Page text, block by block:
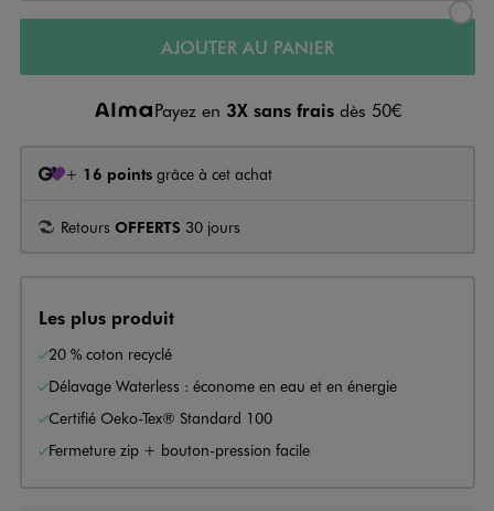
AJOUTER AU PANIER
Payez en 3X sans frais dès 50€
+ 16 points grâce à cet achat
Retours OFFERTS 30 jours
Les plus produit
20 % coton recyclé
Délavage Waterless : économe en eau et en énergie
Certifié Oeko-Tex® Standard 100
Fermeture zip + bouton-pression facile